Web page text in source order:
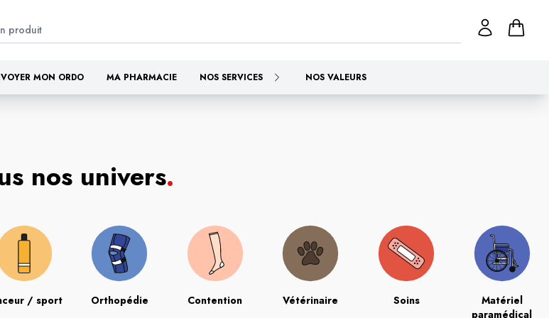
MON ORDO MA PHARMACIE NOS SERVICES NOS VALEURS
nos univers.
/ sport Orthopédie Contention Vétérinaire Soins
Matériel
paramédical